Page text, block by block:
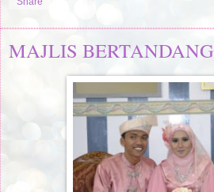
MAJLIS BERTANDANG